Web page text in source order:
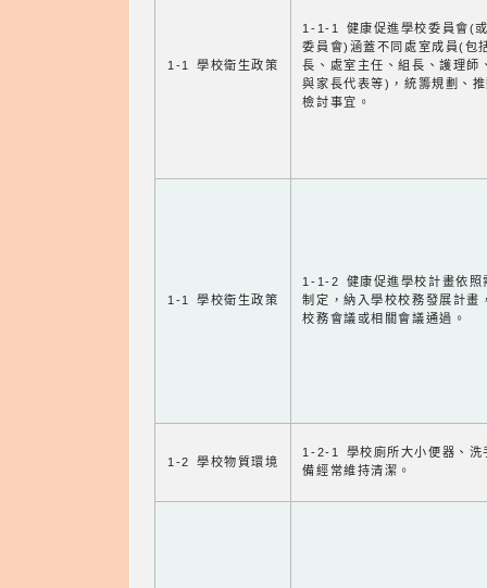
1-1 學校衛生政策
1-1-1 健康促進學校委員會(
委員會)涵蓋不同處室成員(包
長、處室主任、組長、護理師
與家長代表等)，統籌規劃、
檢討事宜。
1-1 學校衛生政策
1-1-2 健康促進學校計畫依照
制定，納入學校校務發展計畫
校務會議或相關會議通過。
1-2 學校物質環境
1-2-1 學校廁所大小便器、洗
備經常維持清潔。